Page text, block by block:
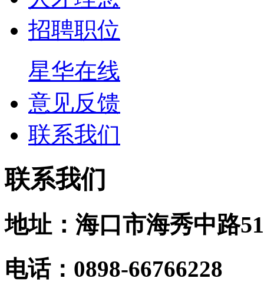
招聘职位
星华在线
意见反馈
联系我们
联系我们
地址：海口市海秀中路
电话：0898-66766228